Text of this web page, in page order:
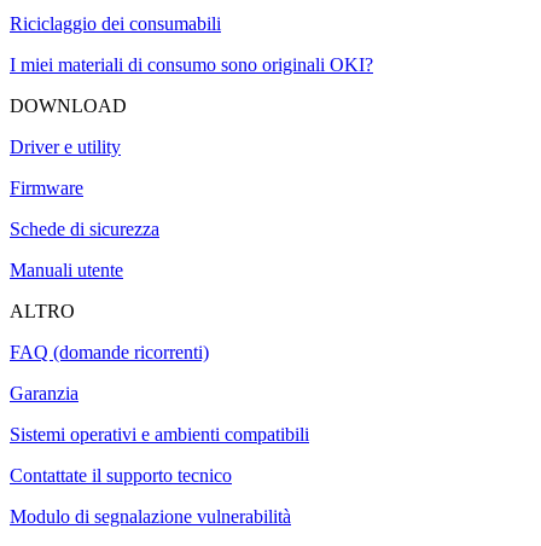
Riciclaggio dei consumabili
I miei materiali di consumo sono originali OKI?
DOWNLOAD
Driver e utility
Firmware
Schede di sicurezza
Manuali utente
ALTRO
FAQ (domande ricorrenti)
Garanzia
Sistemi operativi e ambienti compatibili
Contattate il supporto tecnico
Modulo di segnalazione vulnerabilità